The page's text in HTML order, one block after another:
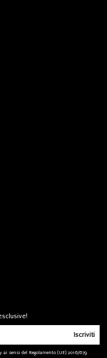
Iscriviti
ai sensi del Regolamento (UE) 2016/679